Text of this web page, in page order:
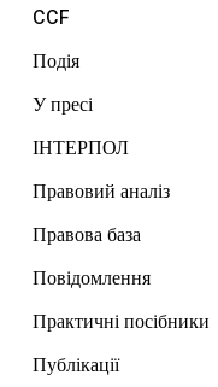
CCF
Подія
У пресі
ІНТЕРПОЛ
Правовий аналіз
Правова база
Повідомлення
Практичні посібники
Публікації